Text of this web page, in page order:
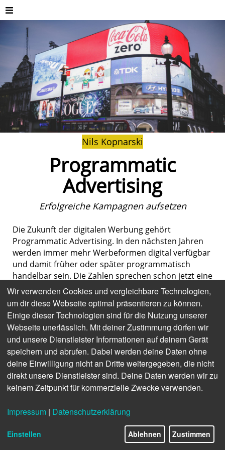
Nils Kopnarski
Programmatic
Advertising
Erfolgreiche Kampagnen aufsetzen
Die Zukunft der digitalen Werbung gehört
Programmatic Advertising. In den nächsten Jahren
werden immer mehr Werbeformen digital verfügbar
und damit früher oder später programmatisch
handelbar sein. Die Zahlen sprechen schon jetzt eine
eindeutige Sprache: Laut BVDW hat die
Werbewirtschaft in Deutschland 2020 allein mit
programmatischer Display-Werbung 2,75 Milliarden
Euro umgesetzt. Zudem erwartetder Online-
Vermarkterkreis (OVM) für2022,dass
programmatische Werbung 70 Prozent vom
gesamten digitalen Advertising in Deutschland
ausmachen könnte.
Programmatic Advertising beschreibt vereinfacht
Werbeplätzen auf verschiedenen digitalen Kanälen,
wobei die Ausspielung personalisiert erfolgt.
Programmatic Advertising ist also keine eigene
Werbeform, sondern eine Art der Kaufabwicklung
Wir verwenden Cookies und vergleichbare Technologien,
um dir diese Webseite optimal präsentieren zu können.
Einige dieser Technologien sind für die Nutzung unserer
Webseite unerlässlich. Mit deiner Zustimmung dürfen wir
und unsere Dienstleister Informationen auf deinem Gerät
speichern und abrufen. Dabei werden deine Daten ohne
deine Einwilligung nicht an Dritte weitergegeben, die nicht
direkt unsere Dienstleister sind. Deine Daten werden wir zu
keinem Zeitpunkt für kommerzielle Zwecke verwenden.
Impressum | Datenschutzerklärung
Einstellen Ablehnen Zustimmen